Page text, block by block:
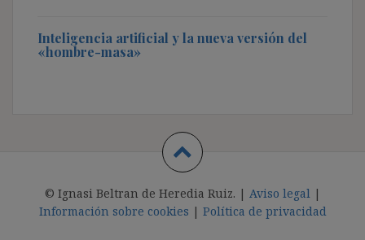
Inteligencia artificial y la nueva versión del
«hombre-masa»
© Ignasi Beltran de Heredia Ruiz. | Aviso legal |
Información sobre cookies | Política de privacidad